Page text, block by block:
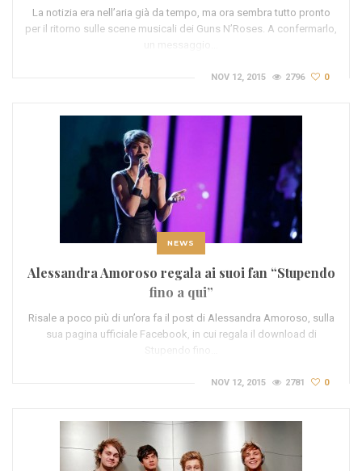
La notizia era nell’aria già da tempo, ma ora sembra tutto pronto
per il ritorno sulle scene musicali dei Guns N’Roses. A confermarlo,
NOV 12, 2015 2796 0
NEWS
Alessandra Amoroso regala ai suoi fan “Stupendo
fino a qui”
Risale a poco più di un’ora fa il post di Alessandra Amoroso, sulla
sua pagina ufficiale Facebook, in cui regala il download di
Stupendo fino…
NOV 12, 2015 2781 0